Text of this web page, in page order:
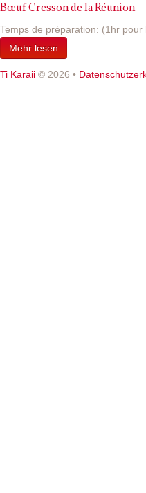
Bœuf Cresson de la Réunion
Temps de préparation: (1hr pour
Mehr lesen
Ti Karaii © 2026 •